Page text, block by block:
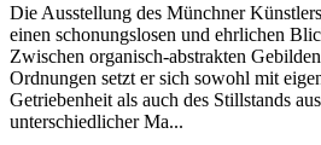
Die Ausstellung des Münchner
einen schonungslosen und ehrlichen
Zwischen organisch-abstrakten
Ordnungen setzt er sich sowohl mit
Getriebenheit als auch des Stillstands
unterschiedlicher Ma...